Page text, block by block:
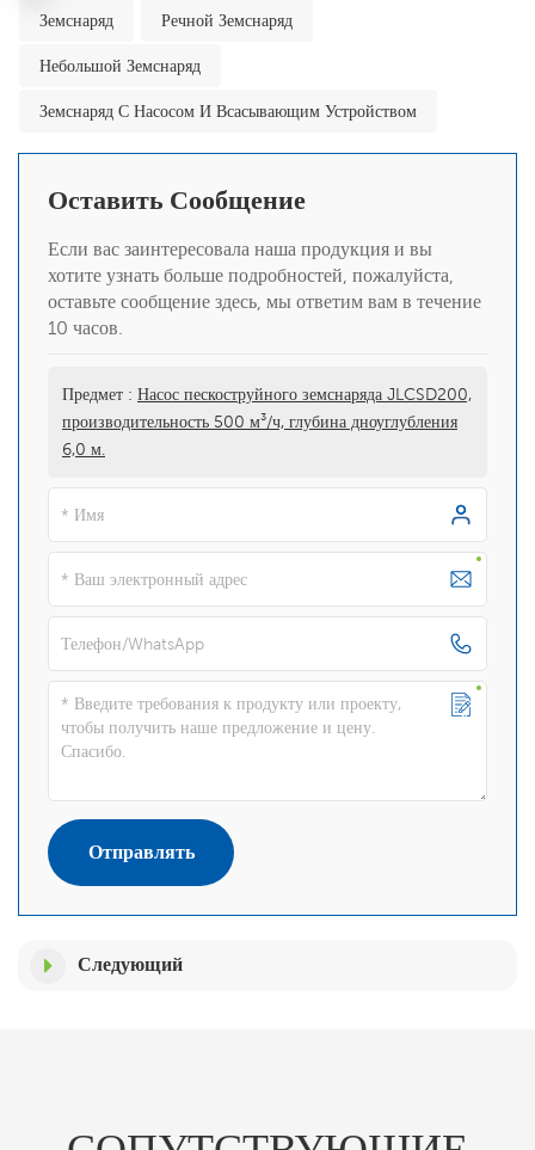
Земснаряд Речной Земснаряд
Небольшой Земснаряд
Земснаряд С Насосом И Всасывающим Устройством
Оставить Сообщение
Если вас заинтересовала наша продукция и вы
хотите узнать больше подробностей, пожалуйста,
оставьте сообщение здесь, мы ответим вам в течение
10 часов.
Предмет : Насос пескоструйного земснаряда JLCSD200,
производительность 500 м³/ч, глубина дноуглубления
6,0 м.
Отправлять
Следующий